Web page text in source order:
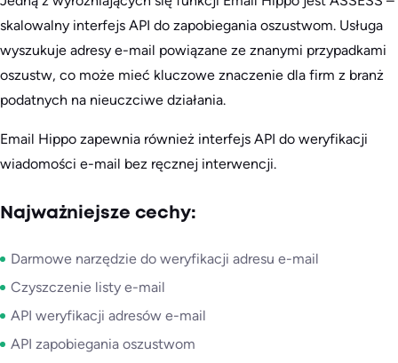
skalowalny interfejs API do zapobiegania oszustwom. Usługa
wyszukuje adresy e-mail powiązane ze znanymi przypadkami
oszustw, co może mieć kluczowe znaczenie dla firm z branż
podatnych na nieuczciwe działania.
Email Hippo zapewnia również interfejs API do weryfikacji
wiadomości e-mail bez ręcznej interwencji.
Najważniejsze cechy:
Darmowe narzędzie do weryfikacji adresu e-mail
Czyszczenie listy e-mail
API weryfikacji adresów e-mail
API zapobiegania oszustwom